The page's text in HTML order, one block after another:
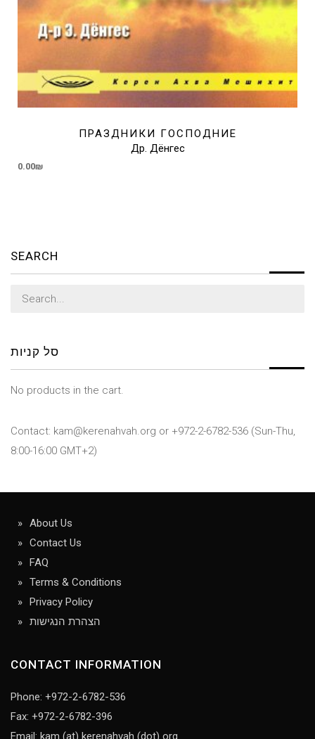
ПРАЗДНИКИ ГОСПОДНИЕ
Др. Дёнгес
0.00₪
SEARCH
Search
סל קניות
No products in the cart.
Contact: kam@kerenahvah.org or +972-2-6782-536 (Sun-Thu,
8:00-16:00 GMT+2)
About Us
Contact Us
FAQ
Terms & Conditions
Privacy Policy
הצהרת הנגישות
CONTACT INFORMATION
Phone: +972-2-6782-536
Fax: +972-2-6782-396
Email: kam (at) kerenahvah (dot) org